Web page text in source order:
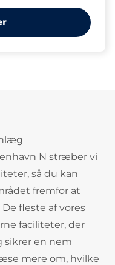
N stræber vi
så du kan
fremfor at
fleste af vores
faciliteter, der
sikrer en nem
mere om, hvilke